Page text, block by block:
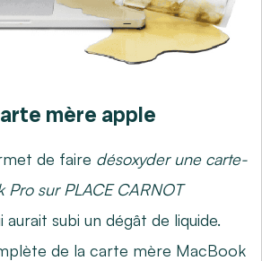
mère apple
de faire désoxyder une carte-
Pro sur PLACE CARNOT
aurait subi un dégât de liquide.
de la carte mère MacBook